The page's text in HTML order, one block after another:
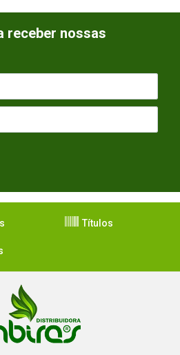
receber nossas
Títulos